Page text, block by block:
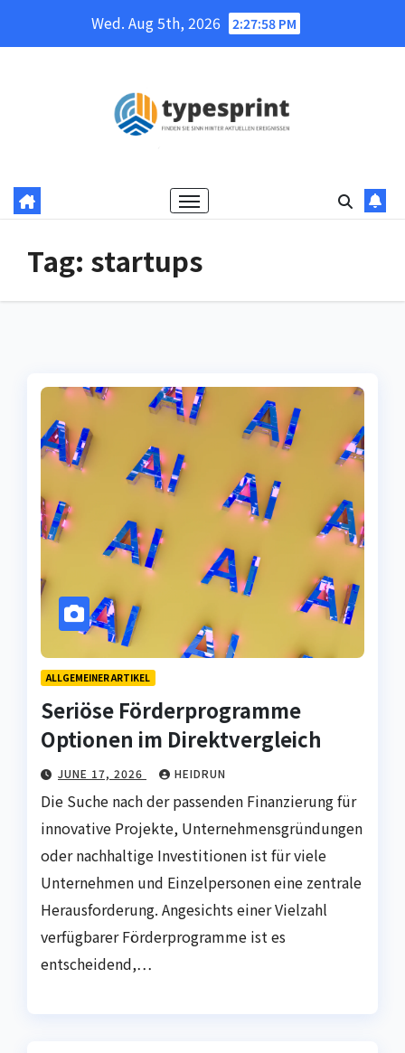
Wed. Aug 5th, 2026 2:27:58 PM
Tag: startups
ALLGEMEINER ARTIKEL
Seriöse Förderprogramme
Optionen im Direktvergleich
JUNE 17, 2026 HEIDRUN
Die Suche nach der passenden Finanzierung für
innovative Projekte, Unternehmensgründungen
oder nachhaltige Investitionen ist für viele
Unternehmen und Einzelpersonen eine zentrale
Herausforderung. Angesichts einer Vielzahl
verfügbarer Förderprogramme ist es
entscheidend,…